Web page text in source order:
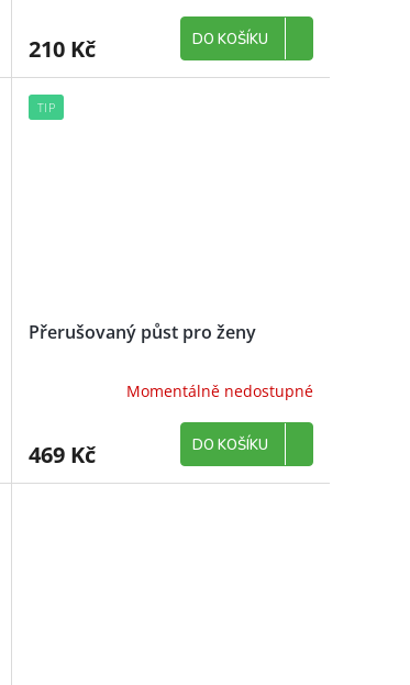
210 Kč DO KOŠÍKU
TIP
Přerušovaný půst pro ženy
Momentálně nedostupné
469 Kč DO KOŠÍKU